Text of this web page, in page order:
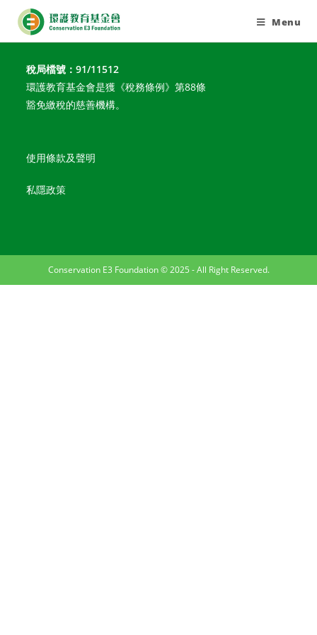
Menu
請支持環護教育基金會(CE3)，為環境教育及環境保護出一分
力！
稅局檔號：91/11512
環護教育基金會是獲《稅務條例》第88條
豁免繳稅的慈善機構。
使用條款及聲明
私隱政策
Conservation E3 Foundation © 2025 - All Right Reserved.